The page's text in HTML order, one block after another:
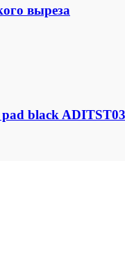
выреза
black ADITST03